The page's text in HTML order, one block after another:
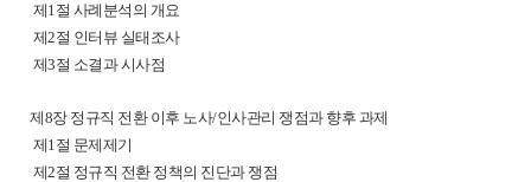
제1절 사례분석의 개요
제2절 인터뷰 실태조사
제3절 소결과 시사점
제8장 정규직 전환 이후 노사/인사관리 쟁점과 향후 과제
제1절 문제제기
제2절 정규직 전환 정책의 진단과 쟁점